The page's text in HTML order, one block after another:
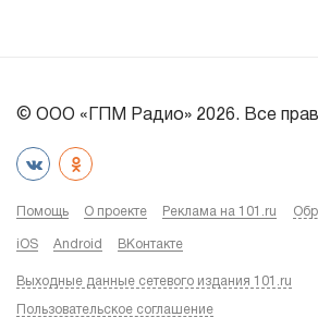
© ООО «ГПМ Радио» 2026. Все
Помощь О проекте Реклама на 101.ru
iOS Android ВКонтакте
Выходные данные сетевого издания 101.ru
Пользовательское соглашение